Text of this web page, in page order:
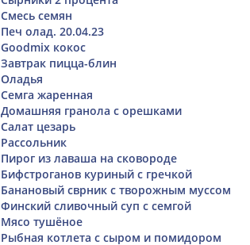
Смесь семян
Печ олад. 20.04.23
Goodmix кокос
Завтрак пицца-блин
Оладья
Семга жаренная
Домашняя гранола с орешками
Салат цезарь
Рассольник
Пирог из лаваша на сковороде
Бифстроганов куриный с гречкой
Банановый сврник с творожным муссом
Финский сливочный суп с семгой
Мясо тушёное
Рыбная котлета с сыром и помидором